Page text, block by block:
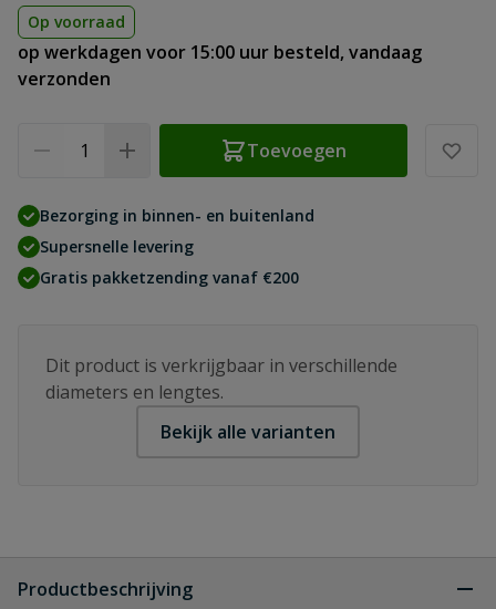
Op voorraad
op werkdagen voor 15:00 uur besteld, vandaag
verzonden
Toevoegen
Bezorging in binnen- en buitenland
Supersnelle levering
Gratis pakketzending vanaf €200
Dit product is verkrijgbaar in verschillende
diameters en lengtes.
Bekijk alle varianten
Productbeschrijving